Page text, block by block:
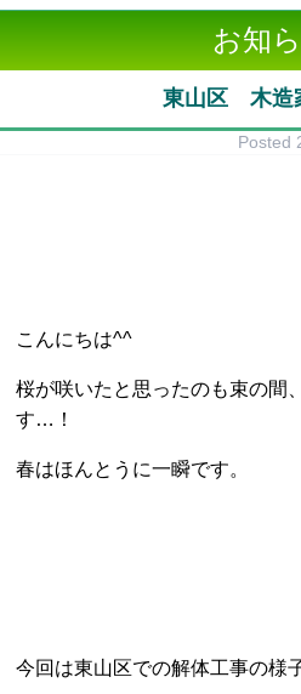
お知
東山区 木造
Posted
こんにちは^^
桜が咲いたと思ったのも束の間
す…！
春はほんとうに一瞬です。
今回は東山区での解体工事の様